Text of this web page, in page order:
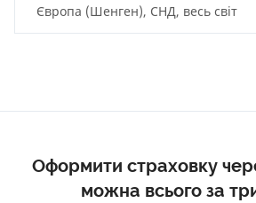
Європа (Шенген), СНД, весь світ
Оформити страховку
можна всього за